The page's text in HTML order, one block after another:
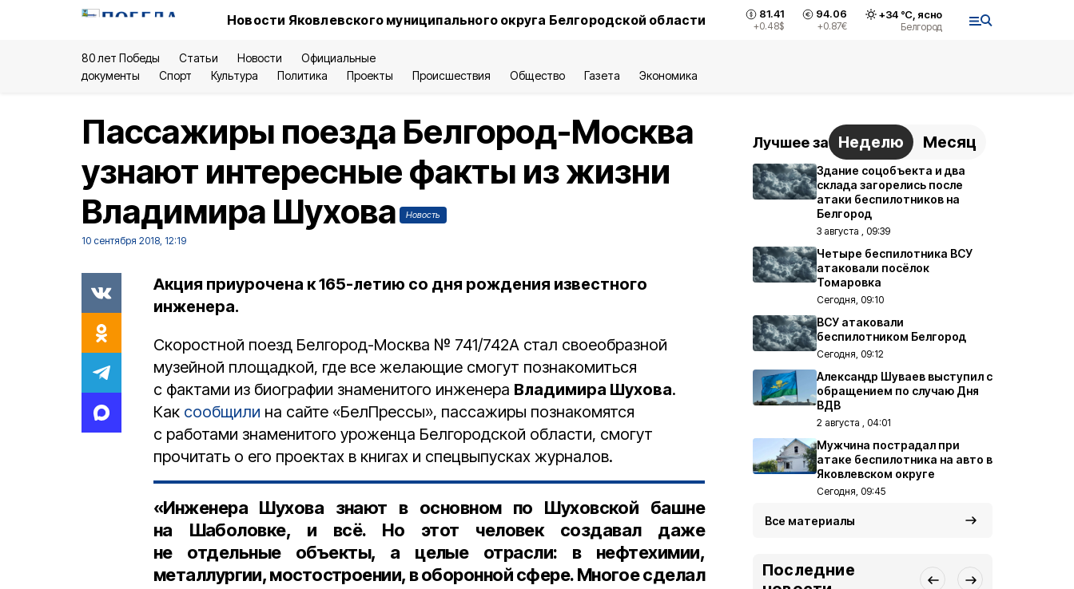
Новости Яковлевского муниципального округа Белгородской области 81.41
+0.48$
94.06
+0.87€
+34°С, ясно
Белгород
80 лет Победы Статьи Новости
Официальные
документы
Спорт Культура Политика Проекты Происшествия Общество Газета Экономика
Пассажиры поезда Белгород-Москва
узнают интересные факты из жизни
Владимира Шухова
Новость
10 сентября 2018, 12:19
Акция приурочена к 165-летию со дня рождения известного
инженера.
Скоростной поезд Белгород-Москва № 741/742А стал своеобразной
музейной площадкой, где все желающие смогут познакомиться
с фактами из биографии знаменитого инженера Владимира Шухова.
Как сообщили на сайте «БелПрессы», пассажиры познакомятся
с работами знаменитого уроженца Белгородской области, смогут
прочитать о его проектах в книгах и спецвыпусках журналов.
«Инженера Шухова знают в основном по Шуховской башне
на Шаболовке, и всё. Но этот человек создавал даже
не отдельные объекты, а целые отрасли: в нефтехимии,
металлургии, мостостроении, в оборонной сфере. Многое сделал
Лучшее за Неделю Месяц
Здание соцобъекта и два
склада загорелись после
атаки беспилотников на
Белгород
3 августа , 09:39
Четыре беспилотника ВСУ
атаковали посёлок
Томаровка
Сегодня, 09:10
ВСУ атаковали
беспилотником Белгород
Сегодня, 09:12
Александр Шуваев выступил с
обращением по случаю Дня
ВДВ
2 августа , 04:01
Мужчина пострадал при
атаке беспилотника на авто в
Яковлевском округе
Сегодня, 09:45
Все материалы
Последние